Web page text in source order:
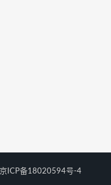
京ICP备18020594号-4